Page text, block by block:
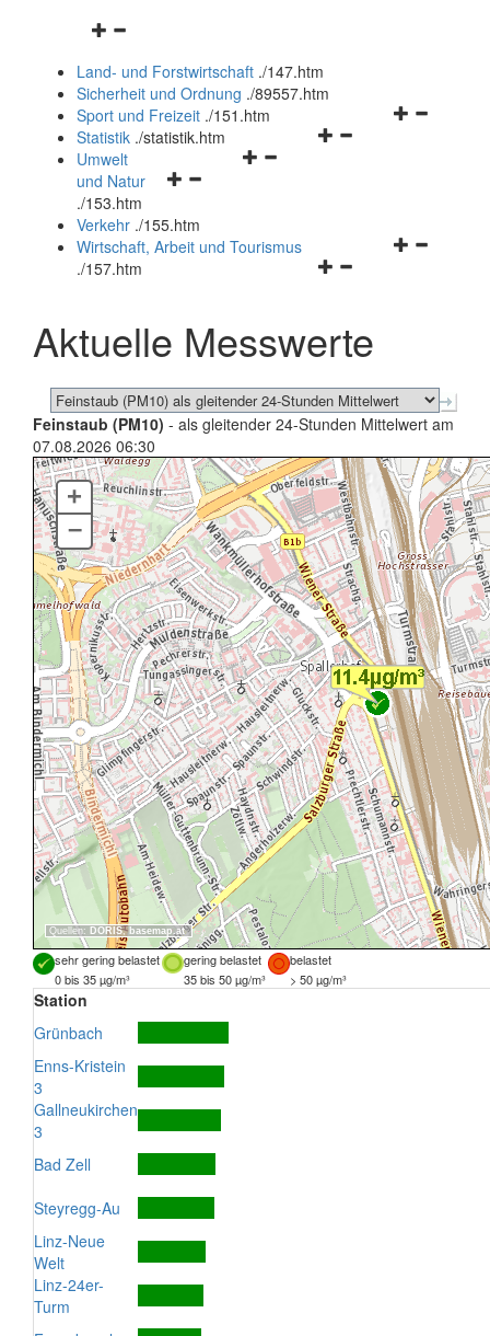
Navigationsmenü
und
schließen
Land- und Forstwirtschaft ./147.htm
Sicherheit und Ordnung ./89557.htm
Navigationsmenü
Sport und Freizeit ./151.htm
Navigationsmenü
Statistik ./statistik.htm
Navigationsmenü
und
schließen
Umwelt
und Natur
./153.htm
Verkehr ./155.htm
Navigationsmenü
schließen
Wirtschaft, Arbeit und Tourismus
./157.htm
Aktuelle Messwerte
Feinstaub (PM10) - als gleitender 24-Stunden Mittelwert am
07.08.2026 06:30
Quellen: DORIS, basemap.at
+
–
sehr gering belastet gering belastet
belastet
0 bis 35 µg/m³
35 bis 50 µg/m³ > 50 µg/m³
Station
Grünbach
Enns-Kristein
3
Gallneukirchen
3
Bad Zell
Steyregg-Au
Linz-Neue
Welt
Linz-24er-
Turm